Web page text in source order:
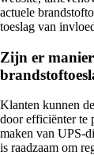
actuele
toeslag van
Zijn er
Klanten kunnen
door efficiënter te
maken van UPS-
is raadzaam om